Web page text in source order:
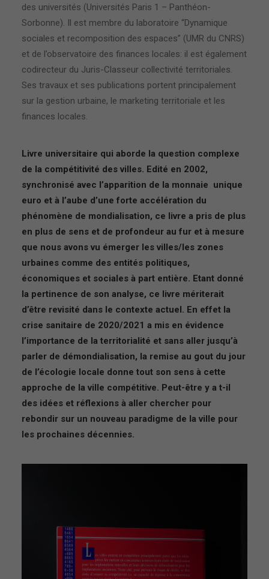
des universités (Universités Paris 1 – Panthéon-
Sorbonne). Il est membre du laboratoire “Dynamique
sociales et recomposition des espaces” (UMR du CNRS)
et de l’observatoire des finances locales: il est également
codirecteur du Juris-Classeur collectivité territoriales.
Ses travaux et ses publications portent principalement
sur la gestion urbaine, le marketing territoriale et les
finances locales.
Livre universitaire qui aborde la question complexe
de la compétitivité des villes. Edité en 2002,
synchronisé avec l’apparition de la monnaie unique
euro et à l’aube d’une forte accélération du
phénomène de mondialisation, ce livre a pris de plus
en plus de sens et de profondeur au fur et à mesure
que nous avons vu émerger les villes/les zones
urbaines comme des entités politiques,
économiques et sociales à part entière. Etant donné
la pertinence de son analyse, ce livre mériterait
d’être revisité dans le contexte actuel. En effet la
crise sanitaire de 2020/2021 a mis en évidence
l’importance de la territorialité et sans aller jusqu’à
parler de démondialisation, la remise au gout du jour
de l’écologie locale donne tout son sens à cette
approche de la ville compétitive. Peut-être y a t-il
des idées et réflexions à aller chercher pour
rebondir sur un nouveau paradigme de la ville pour
les prochaines décennies.